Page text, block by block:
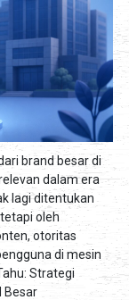
brand besar di
dalam era
lagi ditentukan
oleh
otoritas
di mesin
Strategi
Besar